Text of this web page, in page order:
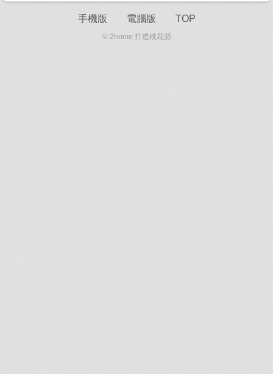
手機版 電腦版 TOP
© 2home 打造桃花源